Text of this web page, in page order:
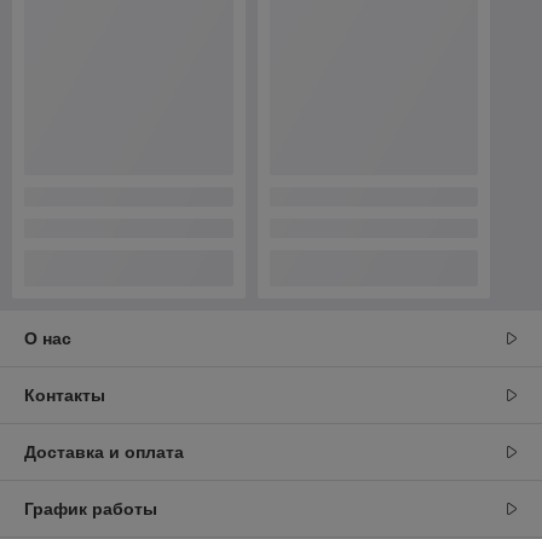
О нас
Контакты
Доставка и оплата
График работы